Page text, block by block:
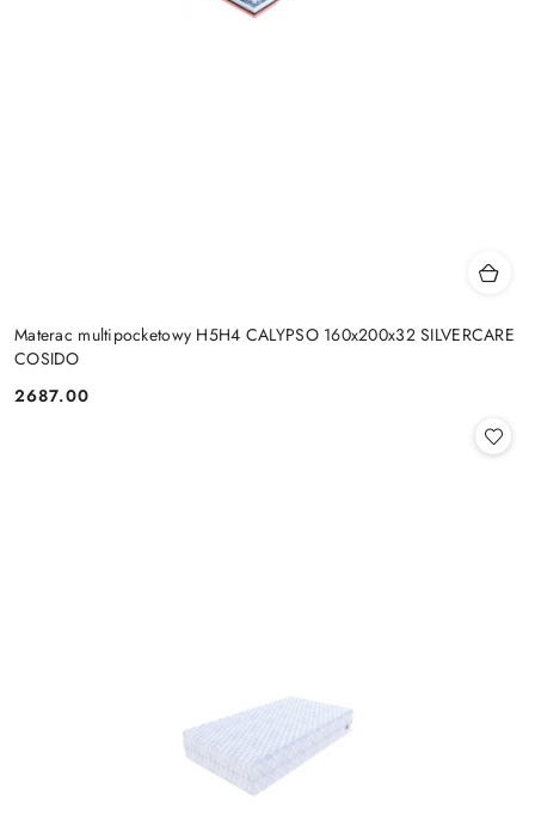
Materac multipocketowy H5H4 CALYPSO 160x200x32 SILVERCARE
COSIDO
Cena:
2687.00